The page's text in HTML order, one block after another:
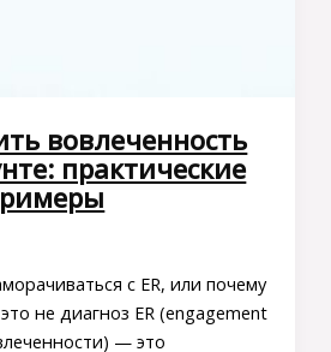
вовлеченность
практические
с ER, или почему
не диагноз ER (engagement
— это